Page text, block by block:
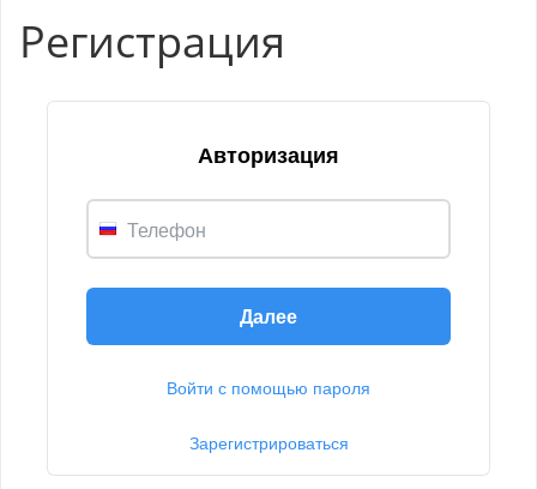
Регистрация
Авторизация
Телефон
Далее
Войти с помощью пароля
Зарегистрироваться